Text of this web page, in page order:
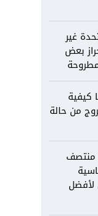
غير
بعض
كيفية
من حالة
منتصف
لأفضل